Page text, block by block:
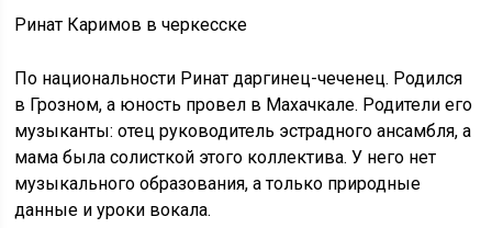
Ринат Каримов в черкесске
По национальности Ринат даргинец-чеченец. Родился
в Грозном, а юность провел в Махачкале. Родители его
музыканты: отец руководитель эстрадного ансамбля, а
мама была солисткой этого коллектива. У него нет
музыкального образования, а только природные
данные и уроки вокала.